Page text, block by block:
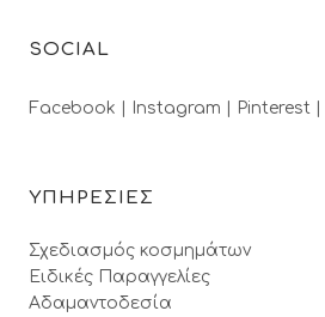
SOCIAL
Facebook | Instagram | Pinterest |
ΥΠΗΡΕΣΙΕΣ
Σχεδιασμός κοσμημάτων
Ειδικές Παραγγελίες
Αδαμαντοδεσία